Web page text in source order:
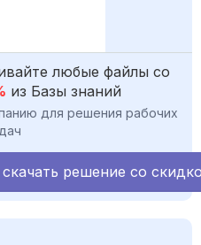
любые файлы со
из Базы знаний
для решения рабочих
решение со